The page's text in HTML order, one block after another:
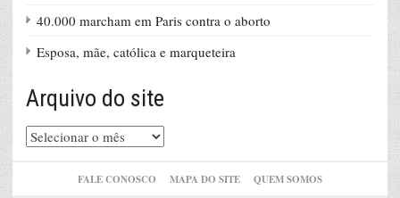
40.000 marcham em Paris contra o aborto
Esposa, mãe, católica e marqueteira
Arquivo do site
Arquivo
do
FALE CONOSCO MAPA DO SITE QUEM SOMOS